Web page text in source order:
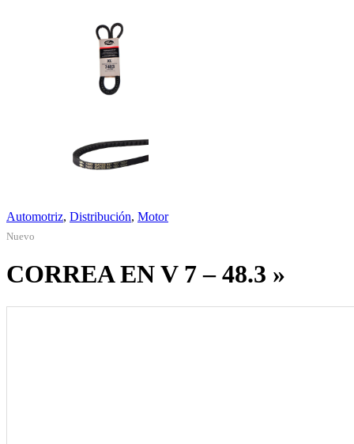
Automotriz, Distribución, Motor
Nuevo
CORREA EN V 7 – 48.3 »